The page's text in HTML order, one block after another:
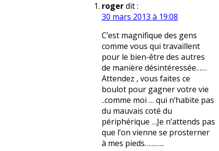
rogerdit :
30 mars 2013 à 19:08
C’est magnifique des gens
comme vous qui travaillent
pour le bien-être des autres
de manière désintéressée……
Attendez , vous faites ce
boulot pour gagner votre vie
..comme moi … qui n’habite pas
du mauvais coté du
périphérique …Je n’attends pas
que l’on vienne se prosterner
à mes pieds………..